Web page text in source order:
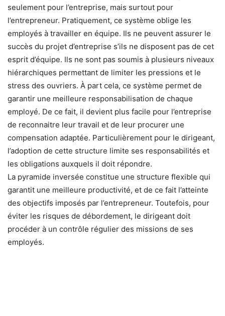
seulement pour l’entreprise, mais surtout pour
l’entrepreneur. Pratiquement, ce système oblige les
employés à travailler en équipe. Ils ne peuvent assurer le
succès du projet d’entreprise s’ils ne disposent pas de cet
esprit d’équipe. Ils ne sont pas soumis à plusieurs niveaux
hiérarchiques permettant de limiter les pressions et le
stress des ouvriers. À part cela, ce système permet de
garantir une meilleure responsabilisation de chaque
employé. De ce fait, il devient plus facile pour l’entreprise
de reconnaitre leur travail et de leur procurer une
compensation adaptée. Particulièrement pour le dirigeant,
l’adoption de cette structure limite ses responsabilités et
les obligations auxquels il doit répondre.
La pyramide inversée constitue une structure flexible qui
garantit une meilleure productivité, et de ce fait l’atteinte
des objectifs imposés par l’entrepreneur. Toutefois, pour
éviter les risques de débordement, le dirigeant doit
procéder à un contrôle régulier des missions de ses
employés.